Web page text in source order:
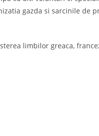
gazda si sarcinile de
limbilor greaca,